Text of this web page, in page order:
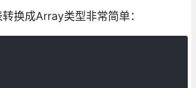
换成Array类型非常简单：